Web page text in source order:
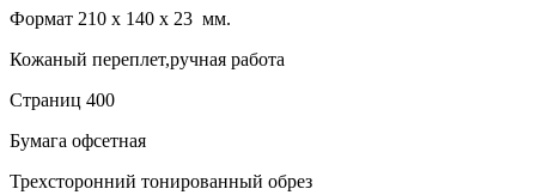
Формат 210 х 140 х 23 мм.
Кожаный переплет,ручная работа
Страниц 400
Бумага офсетная
Трехсторонний тонированный обрез